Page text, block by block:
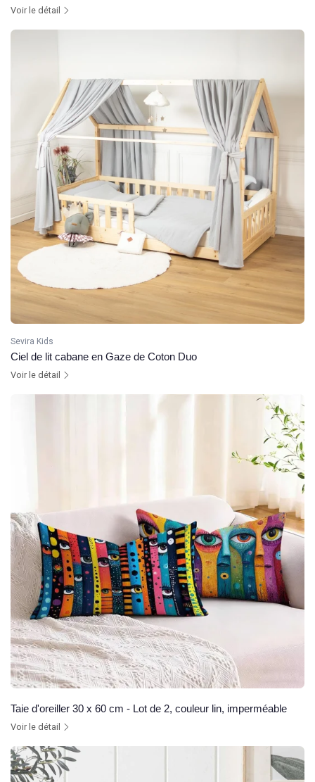
Voir le détail
Sevira Kids
Ciel de lit cabane en Gaze de Coton Duo
Voir le détail
Taie d'oreiller 30 x 60 cm - Lot de 2, couleur lin, imperméable
Voir le détail